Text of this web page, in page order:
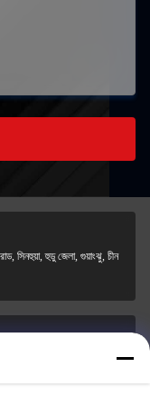
সিনহুয়া, হুডু জেলা, গুয়াংঝু, চীন